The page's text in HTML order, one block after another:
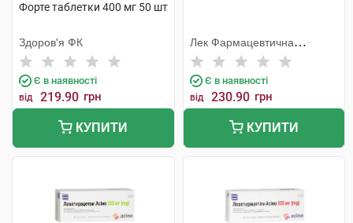
Форте таблетки 400 мг 50 шт
Здоров'я ФК
Є в наявності
від 219.90 грн
КУПИТИ
Лек Фармацевтична
компанія
Є в наявності
від 230.90 грн
КУПИТИ